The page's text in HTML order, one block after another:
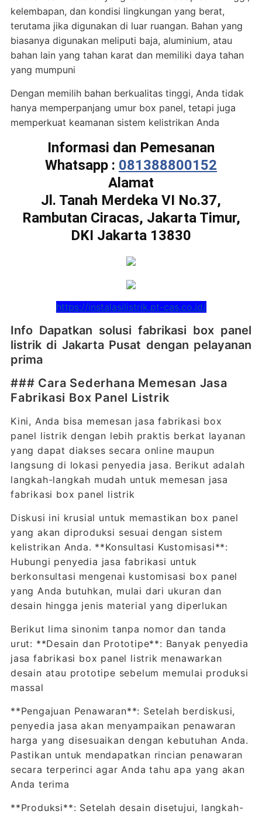
kelembapan, dan kondisi lingkungan yang berat,
terutama jika digunakan di luar ruangan. Bahan yang
biasanya digunakan meliputi baja, aluminium, atau
bahan lain yang tahan karat dan memiliki daya tahan
yang mumpuni
Dengan memilih bahan berkualitas tinggi, Anda tidak
hanya memperpanjang umur box panel, tetapi juga
memperkuat keamanan sistem kelistrikan Anda
Informasi dan Pemesanan
Whatsapp : 081388800152
Alamat
Jl. Tanah Merdeka VI No.37,
Rambutan Ciracas, Jakarta Timur,
DKI Jakarta 13830
https://instalasilistrik.pt-cas.co.id/
Info Dapatkan solusi fabrikasi box panel
listrik di Jakarta Pusat dengan pelayanan
prima
### Cara Sederhana Memesan Jasa
Fabrikasi Box Panel Listrik
Kini, Anda bisa memesan jasa fabrikasi box
panel listrik dengan lebih praktis berkat layanan
yang dapat diakses secara online maupun
langsung di lokasi penyedia jasa. Berikut adalah
langkah-langkah mudah untuk memesan jasa
fabrikasi box panel listrik
Diskusi ini krusial untuk memastikan box panel
yang akan diproduksi sesuai dengan sistem
kelistrikan Anda. **Konsultasi Kustomisasi**:
Hubungi penyedia jasa fabrikasi untuk
berkonsultasi mengenai kustomisasi box panel
yang Anda butuhkan, mulai dari ukuran dan
desain hingga jenis material yang diperlukan
Berikut lima sinonim tanpa nomor dan tanda
urut: **Desain dan Prototipe**: Banyak penyedia
jasa fabrikasi box panel listrik menawarkan
desain atau prototipe sebelum memulai produksi
massal
**Pengajuan Penawaran**: Setelah berdiskusi,
penyedia jasa akan menyampaikan penawaran
harga yang disesuaikan dengan kebutuhan Anda.
Pastikan untuk mendapatkan rincian penawaran
secara terperinci agar Anda tahu apa yang akan
Anda terima
**Produksi**: Setelah desain disetujui, langkah-